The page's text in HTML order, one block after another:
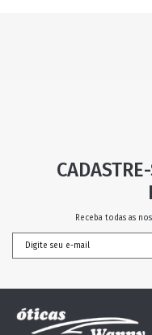
Receba todas as